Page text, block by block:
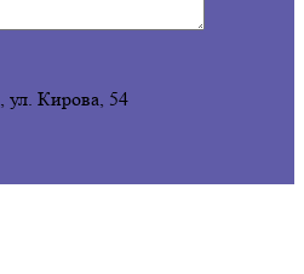
ул. Кирова, 54